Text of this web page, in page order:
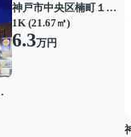
丁目
神戸市中央区楠町１丁目
1K (21.67㎡)
6.3万円